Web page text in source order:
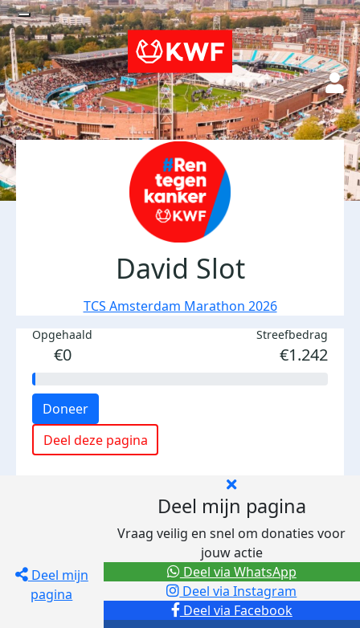
David Slot
TCS Amsterdam Marathon 2026
Opgehaald
€0
Streefbedrag
€1.242
Doneer
Deel deze pagina
Deel mijn
pagina
Deel mijn pagina
Vraag veilig en snel om donaties voor
jouw actie
Deel via Facebook
Deel via Instagram
Deel via WhatsApp